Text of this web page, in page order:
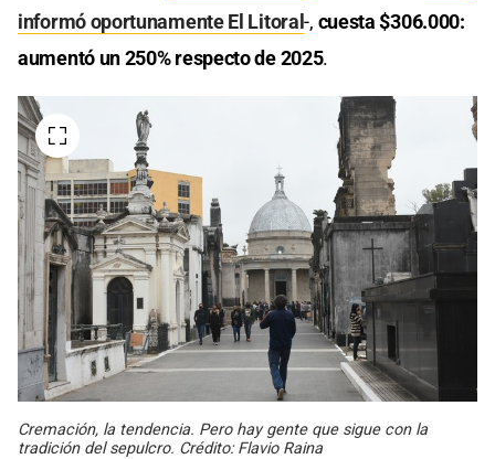
informó oportunamente El Litoral-, cuesta $306.000:
aumentó un 250% respecto de 2025.
Cremación, la tendencia. Pero hay gente que sigue con la
tradición del sepulcro. Crédito: Flavio Raina